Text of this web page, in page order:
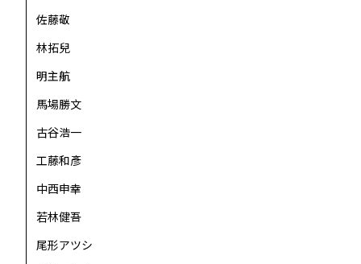
佐藤敬
林拓兒
明主航
馬場勝文
古谷浩一
工藤和彥
中西申幸
若林健吾
尾形アツシ